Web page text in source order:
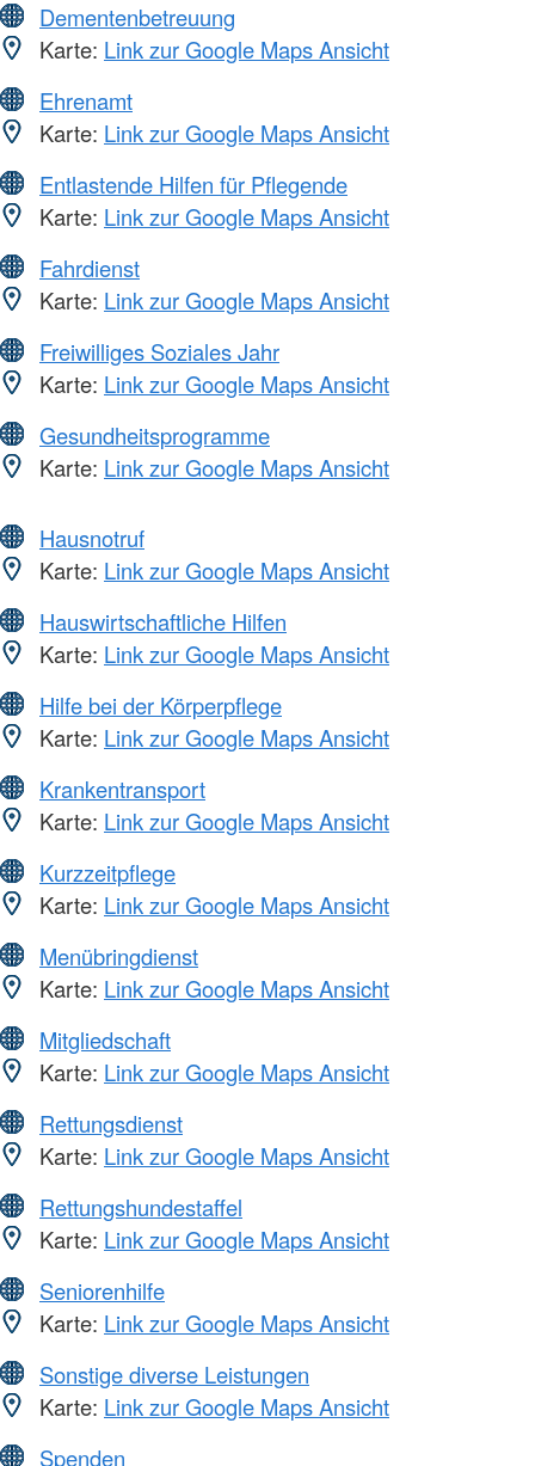
Dementenbetreuung
Karte: Link zur Google Maps Ansicht
Ehrenamt
Karte: Link zur Google Maps Ansicht
Entlastende Hilfen für Pflegende
Karte: Link zur Google Maps Ansicht
Fahrdienst
Karte: Link zur Google Maps Ansicht
Freiwilliges Soziales Jahr
Karte: Link zur Google Maps Ansicht
Gesundheitsprogramme
Karte: Link zur Google Maps Ansicht
Hausnotruf
Karte: Link zur Google Maps Ansicht
Hauswirtschaftliche Hilfen
Karte: Link zur Google Maps Ansicht
Hilfe bei der Körperpflege
Karte: Link zur Google Maps Ansicht
Krankentransport
Karte: Link zur Google Maps Ansicht
Kurzzeitpflege
Karte: Link zur Google Maps Ansicht
Menübringdienst
Karte: Link zur Google Maps Ansicht
Mitgliedschaft
Karte: Link zur Google Maps Ansicht
Rettungsdienst
Karte: Link zur Google Maps Ansicht
Rettungshundestaffel
Karte: Link zur Google Maps Ansicht
Seniorenhilfe
Karte: Link zur Google Maps Ansicht
Sonstige diverse Leistungen
Karte: Link zur Google Maps Ansicht
Spenden